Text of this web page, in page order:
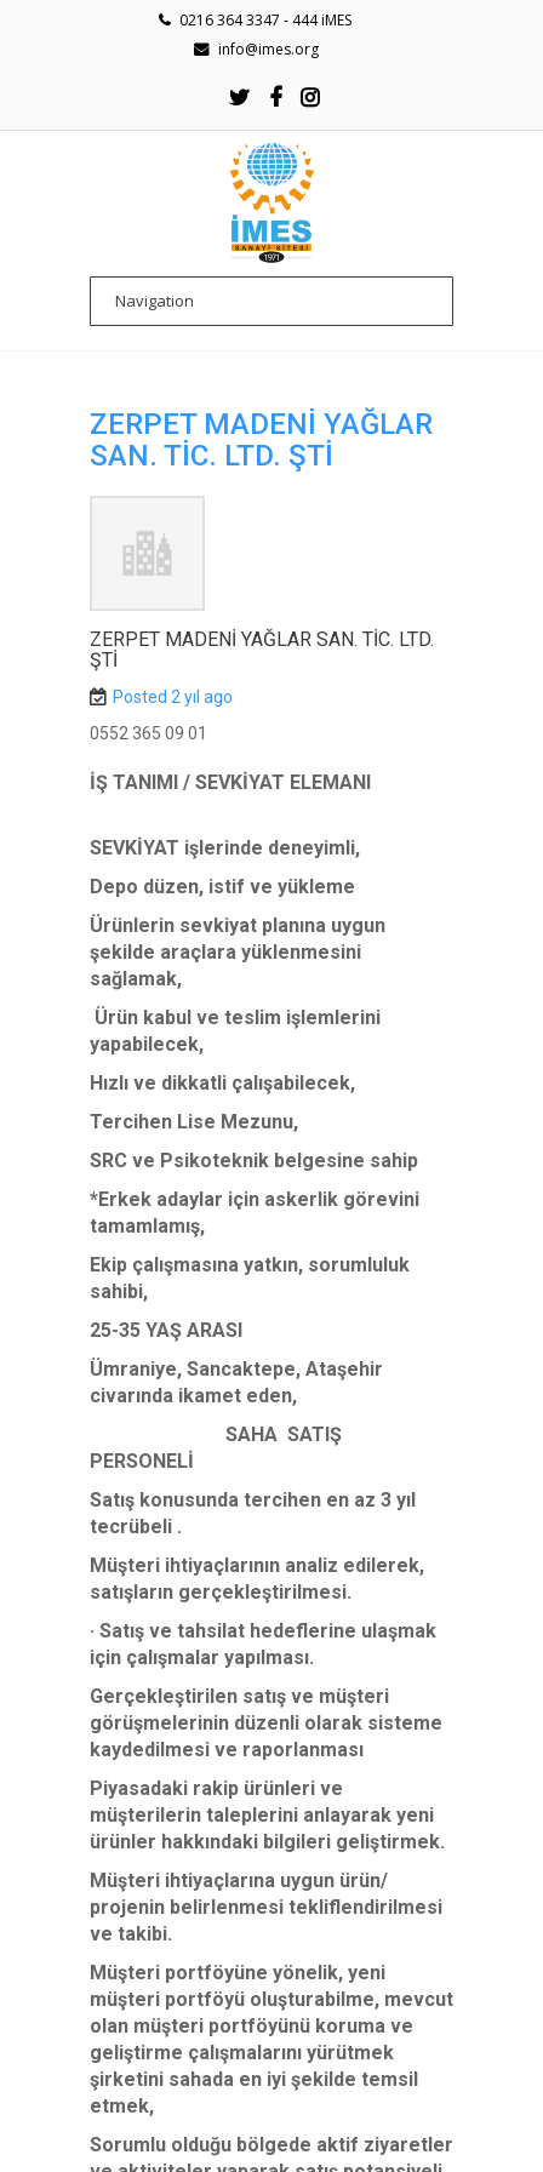
0216 364 3347 - 444 iMES
info@imes.org
ZERPET MADENİ YAĞLAR
SAN. TİC. LTD. ŞTİ
ZERPET MADENİ YAĞLAR SAN. TİC. LTD.
ŞTİ
Posted 2 yıl ago
0552 365 09 01
İŞ TANIMI / SEVKİYAT ELEMANI
SEVKİYAT işlerinde deneyimli,
Depo düzen, istif ve yükleme
Ürünlerin sevkiyat planına uygun
şekilde araçlara yüklenmesini
sağlamak,
Ürün kabul ve teslim işlemlerini
yapabilecek,
Hızlı ve dikkatli çalışabilecek,
Tercihen Lise Mezunu,
SRC ve Psikoteknik belgesine sahip
*Erkek adaylar için askerlik görevini
tamamlamış,
Ekip çalışmasına yatkın, sorumluluk
sahibi,
25-35 YAŞ ARASI
Ümraniye, Sancaktepe, Ataşehir
civarında ikamet eden,
SAHA SATIŞ
PERSONELİ
Satış konusunda tercihen en az 3 yıl
tecrübeli .
Müşteri ihtiyaçlarının analiz edilerek,
satışların gerçekleştirilmesi.
· Satış ve tahsilat hedeflerine ulaşmak
için çalışmalar yapılması.
Gerçekleştirilen satış ve müşteri
görüşmelerinin düzenli olarak sisteme
kaydedilmesi ve raporlanması
Piyasadaki rakip ürünleri ve
müşterilerin taleplerini anlayarak yeni
ürünler hakkındaki bilgileri geliştirmek.
Müşteri ihtiyaçlarına uygun ürün/
projenin belirlenmesi tekliflendirilmesi
ve takibi.
Müşteri portföyüne yönelik, yeni
müşteri portföyü oluşturabilme, mevcut
olan müşteri portföyünü koruma ve
geliştirme çalışmalarını yürütmek
şirketini sahada en iyi şekilde temsil
etmek,
Sorumlu olduğu bölgede aktif ziyaretler